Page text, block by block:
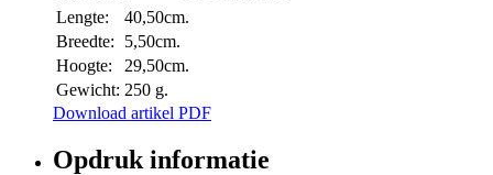
Lengte:
40,50cm.
Breedte:
5,50cm.
Hoogte:
29,50cm.
Gewicht: 250 g.
Download artikel PDF
Opdruk informatie